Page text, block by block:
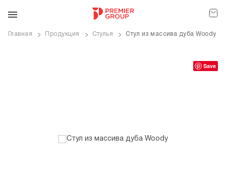
Главная Продукция Стулья Стул из массива дуба Woody
Save